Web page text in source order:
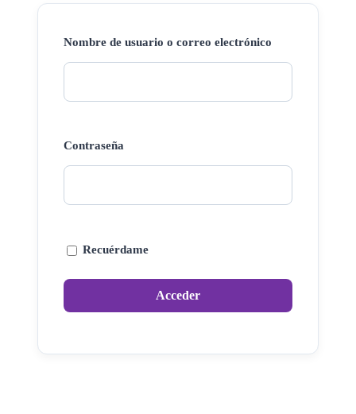
Nombre de usuario o correo electrónico
Contraseña
Recuérdame